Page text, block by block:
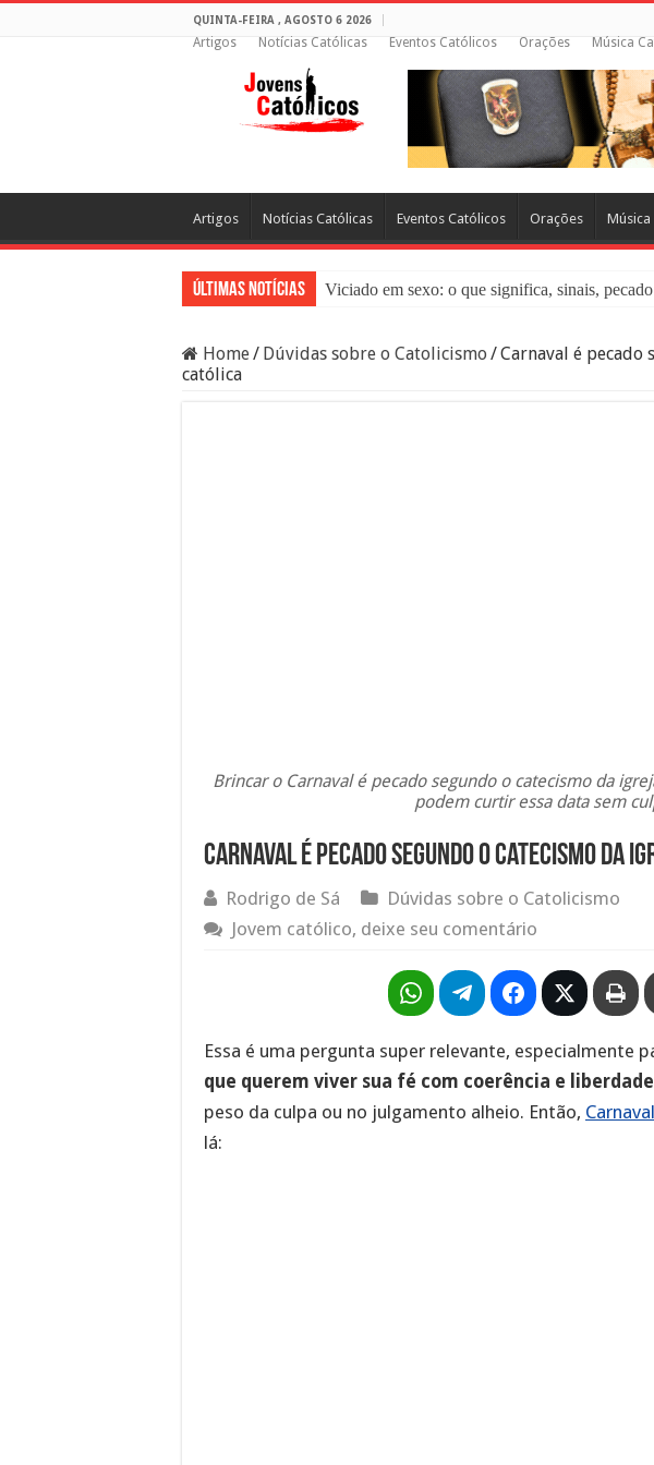
QUINTA-FEIRA , AGOSTO 6 2026
Artigos Notícias Católicas Eventos Católicos Orações Música
Artigos Notícias Católicas Eventos Católicos Orações Música
Últimas Notícias
Viciado em sexo: o que significa, sinais,
Filme Sagrado Coração – Seu Reino Não
Home/ Dúvidas sobre o Catolicismo /Carnaval é pecado
católica
Brincar o Carnaval é pecado segundo o catecismo da
podem curtir essa data sem
Carnaval é pecado segundo o catecismo da
Rodrigo de Sá
Dúvidas sobre o Catolicismo
Jovem católico, deixe seu comentário
Essa é uma pergunta super relevante, especialmente
que querem viver sua fé com coerência e
peso da culpa ou no julgamento alheio. Então, Carnaval
lá: